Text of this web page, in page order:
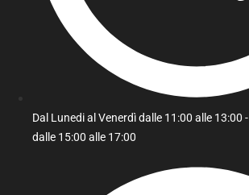
Dal Lunedi al Venerdì dalle 11:00 alle 13:00 -
dalle 15:00 alle 17:00